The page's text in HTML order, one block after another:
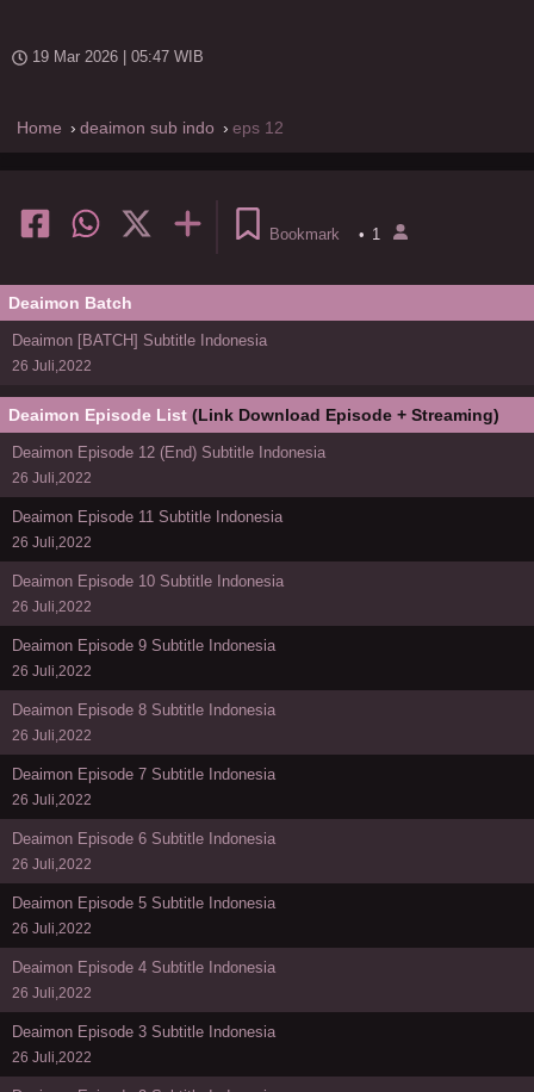
19 Mar 2026 | 05:47 WIB
Home deaimon sub indo eps 12
Bookmark • 1
Deaimon Batch
Deaimon [BATCH] Subtitle Indonesia
26 Juli,2022
Deaimon Episode List (Link Download Episode + Streaming)
Deaimon Episode 12 (End) Subtitle Indonesia
26 Juli,2022
Deaimon Episode 11 Subtitle Indonesia
26 Juli,2022
Deaimon Episode 10 Subtitle Indonesia
26 Juli,2022
Deaimon Episode 9 Subtitle Indonesia
26 Juli,2022
Deaimon Episode 8 Subtitle Indonesia
26 Juli,2022
Deaimon Episode 7 Subtitle Indonesia
26 Juli,2022
Deaimon Episode 6 Subtitle Indonesia
26 Juli,2022
Deaimon Episode 5 Subtitle Indonesia
26 Juli,2022
Deaimon Episode 4 Subtitle Indonesia
26 Juli,2022
Deaimon Episode 3 Subtitle Indonesia
26 Juli,2022